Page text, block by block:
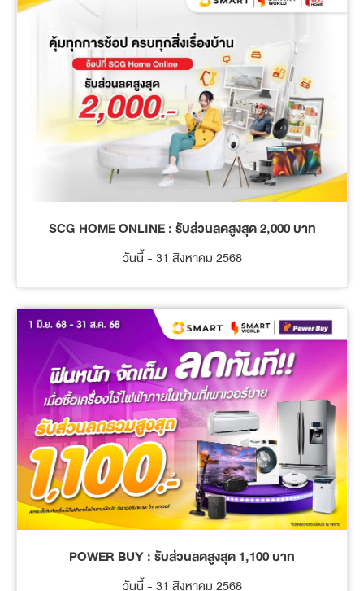
SCG HOME ONLINE : รับส่วนลดสูงสุด 2,000 บาท
วันนี้ - 31 สิงหาคม 2568
POWER BUY : รับส่วนลดสูงสุด 1,100 บาท
วันนี้ - 31 สิงหาคม 2568